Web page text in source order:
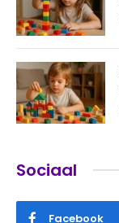
Sociaal
Facebook